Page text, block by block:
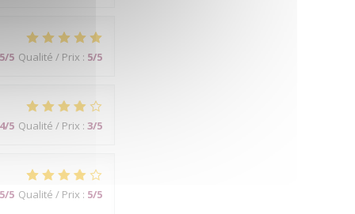
5/5 Qualité / Prix : 5/5
4/5 Qualité / Prix : 3/5
5/5 Qualité / Prix : 5/5